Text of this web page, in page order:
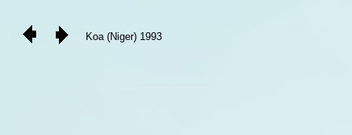
Koa (Niger) 1993